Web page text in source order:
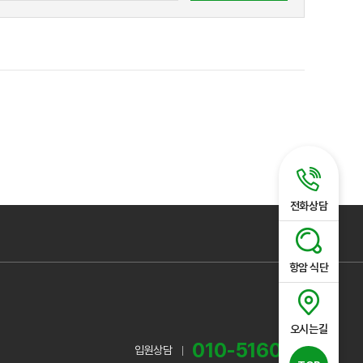
입원상담 010-5160-8275
전화상담
항암 식단
오시는길